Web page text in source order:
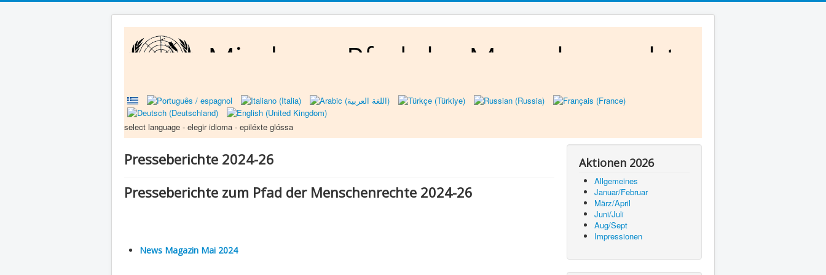
select language - elegir idioma - epiléxte glóssa
Presseberichte 2024-26
Presseberichte zum Pfad der Menschenrechte 2024-26
News Magazin Mai 2024
Aktionen 2026
Allgemeines
Januar/Februar
März/April
Juni/Juli
Aug/Sept
Impressionen